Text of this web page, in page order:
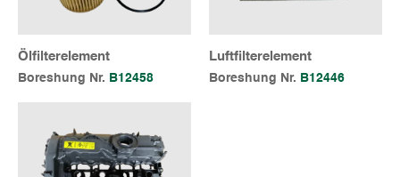
Ölfilterelement
Boreshung Nr. B12458
Luftfilterelement
Boreshung Nr. B12446